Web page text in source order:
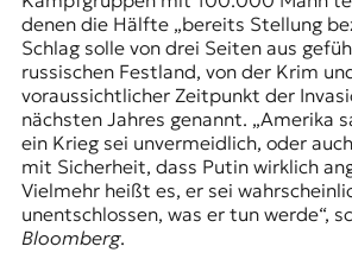
e
n
k
o
m
p
e
t
e
n
z
denen die Hälfte „bereits Stellung
Schlag solle von drei Seiten aus
russischen Festland, von der Krim
voraussichtlicher Zeitpunkt der
nächsten Jahres genannt. „Amerika
ein Krieg sei unvermeidlich, oder
mit Sicherheit, dass Putin wirklich
Vielmehr heißt es, er sei
unentschlossen, was er tun werde“,
Bloomberg.